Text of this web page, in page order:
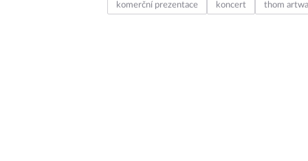
komerční prezentace koncert thom